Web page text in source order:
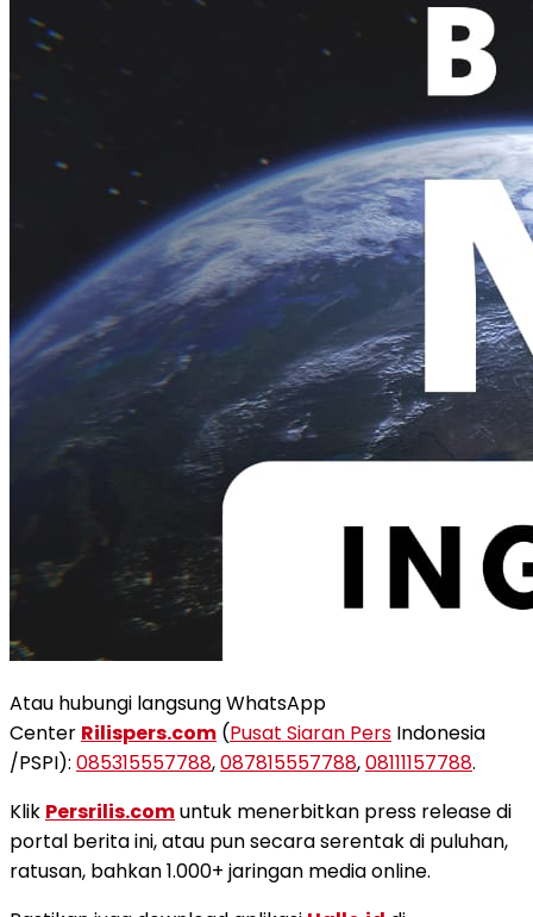
Atau hubungi langsung WhatsApp
Center Rilispers.com (Pusat Siaran Pers Indonesia
/PSPI): 085315557788,087815557788,08111157788.
Klik Persrilis.comuntuk menerbitkan press release di
portal berita ini, atau pun secara serentak di puluhan,
ratusan, bahkan 1.000+ jaringan media online.